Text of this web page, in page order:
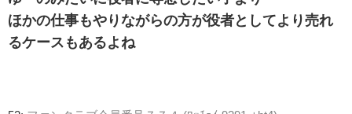
ほかの仕事もやりながらの方が役者としてより売れ
るケースもあるよね